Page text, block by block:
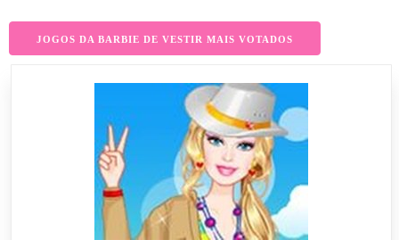
JOGOS DA BARBIE DE VESTIR MAIS VOTADOS